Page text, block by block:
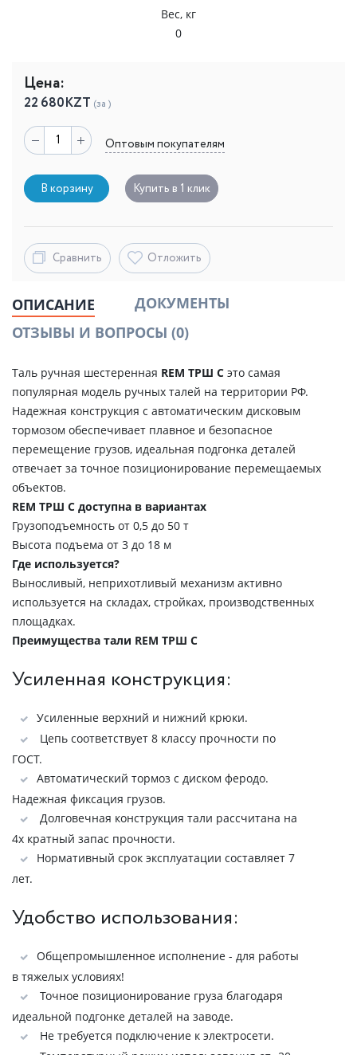
Вес, кг
0
Цена:
22 680KZT (за )
Оптовым покупателям
В корзину Купить в 1 клик
Сравнить Отложить
ОПИСАНИЕ
ДОКУМЕНТЫ
ОТЗЫВЫ И ВОПРОСЫ (0)
Таль ручная шестеренная REM ТРШ С это самая
популярная модель ручных талей на территории РФ.
Надежная конструкция с автоматическим дисковым
тормозом обеспечивает плавное и безопасное
перемещение грузов, идеальная подгонка деталей
отвечает за точное позиционирование перемещаемых
объектов.
REM ТРШ С доступна в вариантах
Грузоподъемность от 0,5 до 50 т
Высота подъема от 3 до 18 м
Где используется?
Выносливый, неприхотливый механизм активно
используется на складах, стройках, производственных
площадках.
Преимущества тали REM ТРШ C
Усиленная конструкция:
Усиленные верхний и нижний крюки.
Цепь соответствует 8 классу прочности по
ГОСТ.
Автоматический тормоз с диском феродо.
Надежная фиксация грузов.
Долговечная конструкция тали рассчитана на
4х кратный запас прочности.
Нормативный срок эксплуатации составляет 7
лет.
Удобство использования:
Общепромышленное исполнение - для работы
в тяжелых условиях!
Точное позиционирование груза благодаря
идеальной подгонке деталей на заводе.
Не требуется подключение к электросети.